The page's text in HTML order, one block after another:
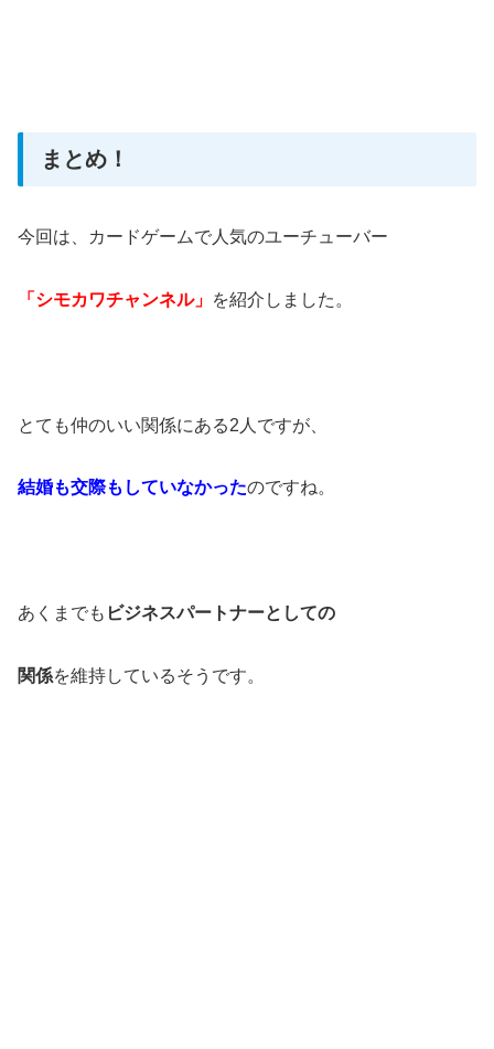
まとめ！
今回は、カードゲームで人気のユーチューバー
「シモカワチャンネル」 を紹介しました。
とても仲のいい関係にある2人ですが、
結婚も交際もしていなかったのですね。
あくまでも ビジネスパートナーとしての
関係を維持しているそうです。